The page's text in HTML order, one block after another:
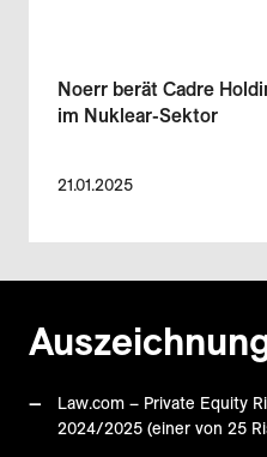
Noerr berät Cadre
im Nuklear-Sektor
21.01.2025
Law.com – Private Equity
2024/2025 (einer von 25